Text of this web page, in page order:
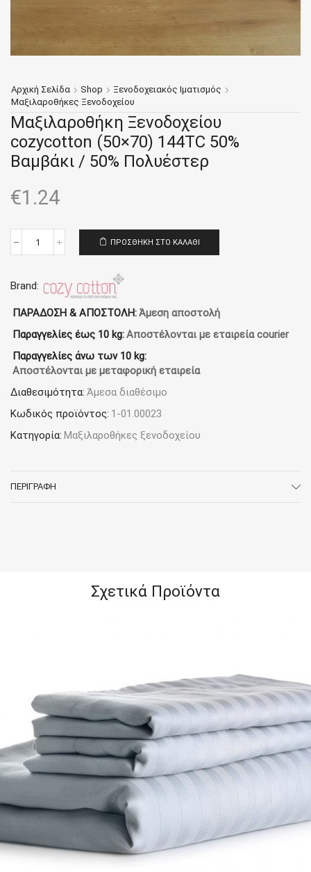
Αρχική Σελίδα Shop
Ξενοδοχειακός Ιματισμός
Μαξιλαροθήκες Ξενοδοχείου
Μαξιλαροθήκη Ξενοδοχείου
cozycotton (50×70) 144TC 50%
Βαμβάκι / 50% Πολυέστερ
€1.24
Μαξιλαροθήκη
(50x70)
144TC
50%
/
Πολυέστερ
ποσότητα
ΠΡΟΣΘΉΚΗ ΣΤΟ ΚΑΛΆΘΙ
Brand:
ΠΑΡΑΔΟΣΗ & ΑΠΟΣΤΟΛΗ:Άμεση αποστολή
Παραγγελίες έως 10 kg:Αποστέλονται με εταιρεία courier
Παραγγελίες άνω των 10 kg:
Αποστέλονται με μεταφορική εταιρεία
Διαθεσιμότητα: Άμεσα διαθέσιμο
Κωδικός προϊόντος: 1-01.00023
Κατηγορία: Μαξιλαροθήκες ξενοδοχείου
ΠΕΡΙΓΡΑΦΉ
Σχετικά Προϊόντα